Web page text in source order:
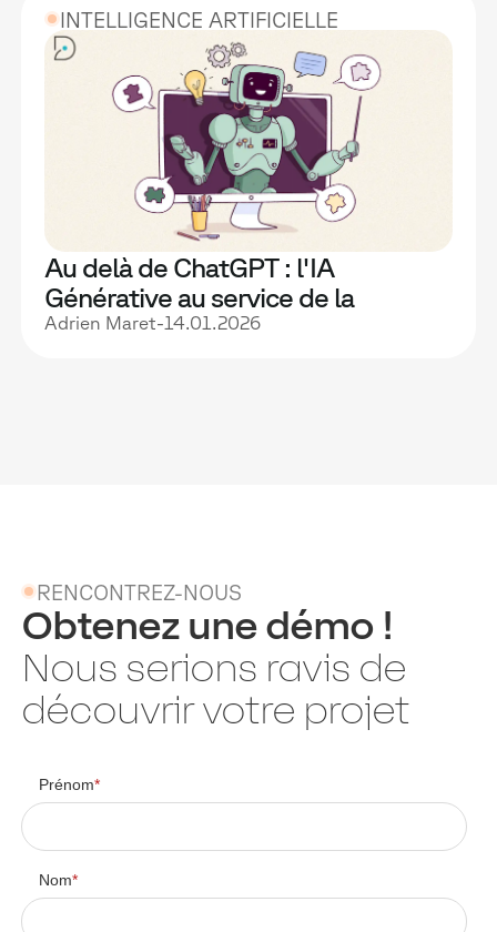
INTELLIGENCE ARTIFICIELLE
Au delà de ChatGPT : l'IA
Générative au service de la
pédagogie
Adrien Maret-14.01.2026
RENCONTREZ-NOUS
Obtenez une démo !
Nous serions ravis de
découvrir votre projet
Prénom*
Nom*